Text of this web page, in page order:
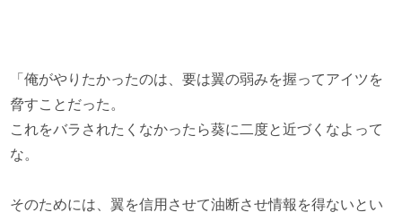
「俺がやりたかったのは、要は翼の弱みを握ってアイツを
脅すことだった。
これをバラされたくなかったら葵に二度と近づくなよって
な。
そのためには、翼を信用させて油断させ情報を得ないとい